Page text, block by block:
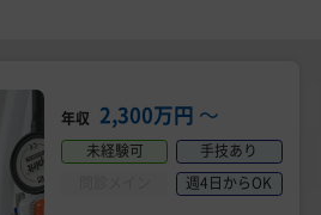
年収 2,300万円 〜
未経験可
手技あり
週4日からOK